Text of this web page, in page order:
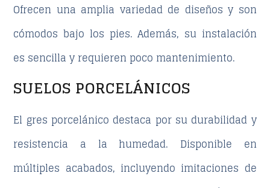
Ofrecen una amplia variedad de diseños y son
cómodos bajo los pies. Además, su instalación
es sencilla y requieren poco mantenimiento.
SUELOS PORCELÁNICOS
El gres porcelánico destaca por su durabilidad y
resistencia a la humedad. Disponible en
múltiples acabados, incluyendo imitaciones de